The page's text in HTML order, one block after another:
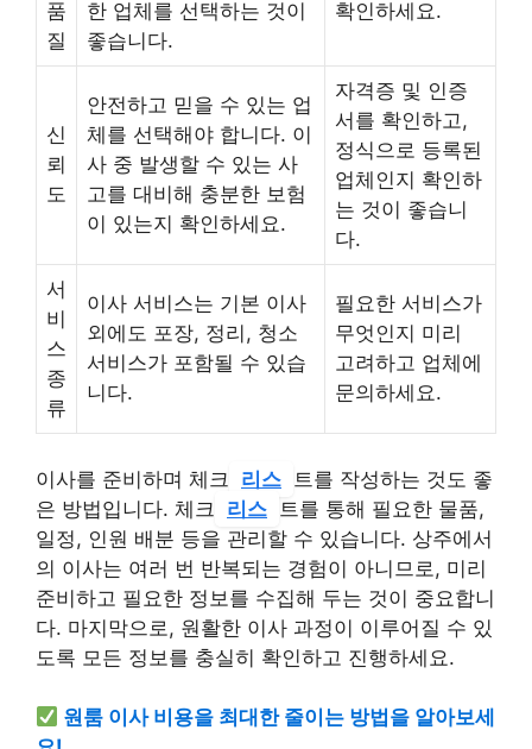
품
질
한 업체를 선택하는 것이
좋습니다.
확인하세요.
신
뢰
도
안전하고 믿을 수 있는 업
체를 선택해야 합니다. 이
사 중 발생할 수 있는 사
고를 대비해 충분한 보험
이 있는지 확인하세요.
자격증 및 인증
서를 확인하고,
정식으로 등록된
업체인지 확인하
는 것이 좋습니
다.
서
비
스
종
류
이사 서비스는 기본 이사
외에도 포장, 정리, 청소
서비스가 포함될 수 있습
니다.
필요한 서비스가
무엇인지 미리
고려하고 업체에
문의하세요.
이사를 준비하며 체크 리스
트를 작성하는 것도 좋
은 방법입니다. 체크
리스
트를 통해 필요한 물품,
일정, 인원 배분 등을 관리할 수 있습니다. 상주에서
의 이사는 여러 번 반복되는 경험이 아니므로, 미리
준비하고 필요한 정보를 수집해 두는 것이 중요합니
다. 마지막으로, 원활한 이사 과정이 이루어질 수 있
도록 모든 정보를 충실히 확인하고 진행하세요.
원룸 이사 비용을 최대한 줄이는 방법을 알아보세